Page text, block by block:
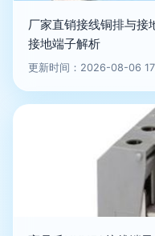
厂家直销接线铜排与接
接地端子解析
更新时间：2026-08-06